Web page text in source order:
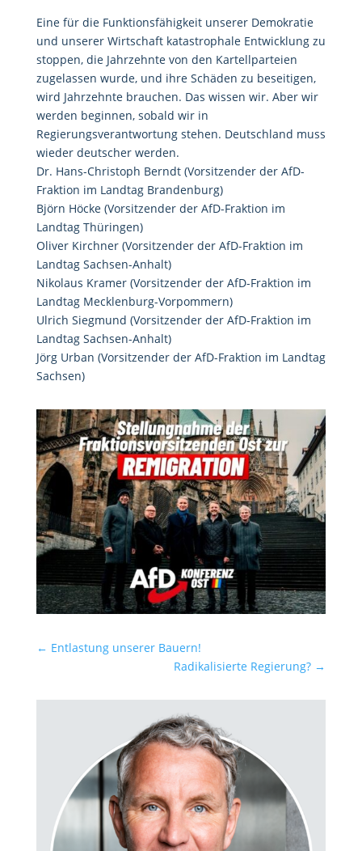
Eine für die Funktionsfähigkeit unserer Demokratie
und unserer Wirtschaft katastrophale Entwicklung zu
stoppen, die Jahrzehnte von den Kartellparteien
zugelassen wurde, und ihre Schäden zu beseitigen,
wird Jahrzehnte brauchen. Das wissen wir. Aber wir
werden beginnen, sobald wir in
Regierungsverantwortung stehen. Deutschland muss
wieder deutscher werden.
Dr. Hans-Christoph Berndt (Vorsitzender der AfD-
Fraktion im Landtag Brandenburg)
Björn Höcke (Vorsitzender der AfD-Fraktion im
Landtag Thüringen)
Oliver Kirchner (Vorsitzender der AfD-Fraktion im
Landtag Sachsen-Anhalt)
Nikolaus Kramer (Vorsitzender der AfD-Fraktion im
Landtag Mecklenburg-Vorpommern)
Ulrich Siegmund (Vorsitzender der AfD-Fraktion im
Landtag Sachsen-Anhalt)
Jörg Urban (Vorsitzender der AfD-Fraktion im Landtag
Sachsen)
← Entlastung unserer Bauern!
Radikalisierte Regierung? →